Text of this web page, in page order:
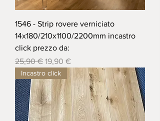
1546 - Strip rovere verniciato
14x180/210x1100/2200mm incastro
click prezzo da:
Prezzo regolare
25,90 € Prezzo scontato
19,90 €
Incastro click